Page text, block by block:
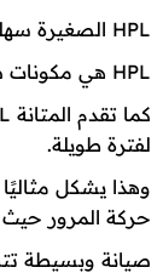
HPL الصغيرة سهلة البناء.
HPL هي مكونات صحية تمامًا وغير سام وغيره من التلوث.
لفترة طويلة.
وهذا يشكل مثاليًا
حركة المرور حيث